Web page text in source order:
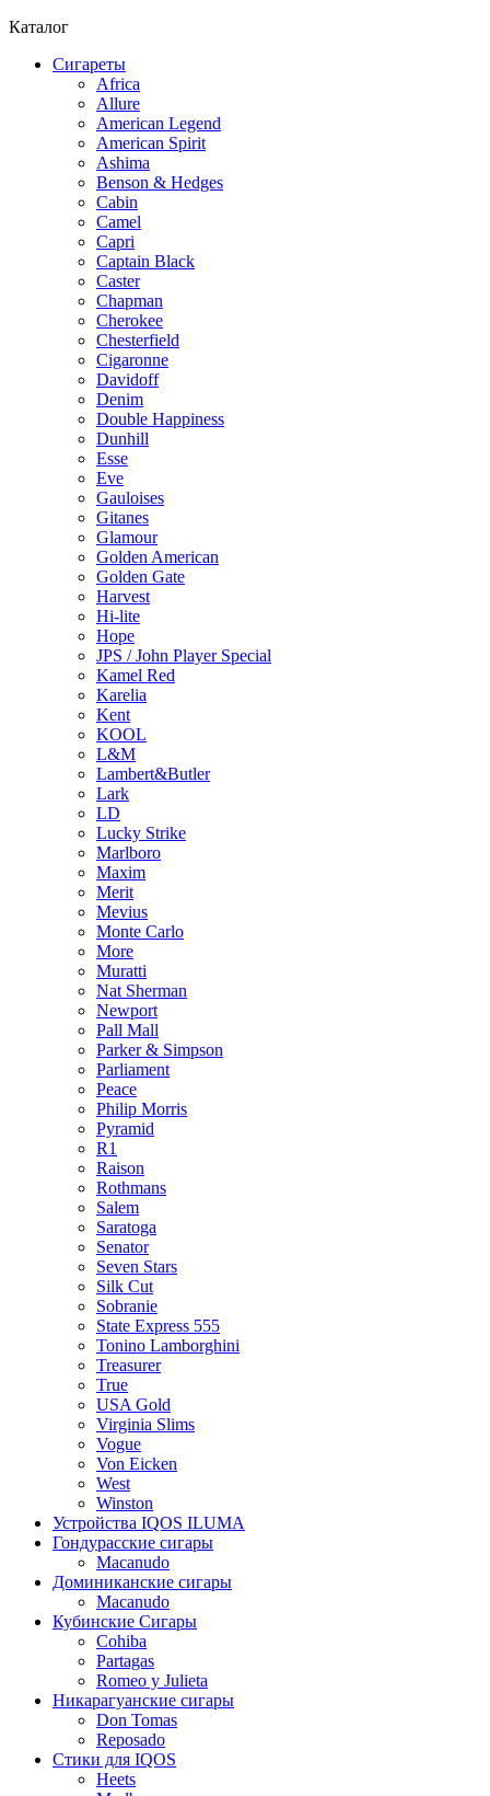
Каталог
Сигареты
Africa
Allure
American Legend
American Spirit
Ashima
Benson & Hedges
Cabin
Camel
Capri
Captain Black
Caster
Chapman
Cherokee
Chesterfield
Cigaronne
Davidoff
Denim
Double Happiness
Dunhill
Esse
Eve
Gauloises
Gitanes
Glamour
Golden American
Golden Gate
Harvest
Hi-lite
Hope
JPS / John Player Special
Kamel Red
Karelia
Kent
KOOL
L&M
Lambert&Butler
Lark
LD
Lucky Strike
Marlboro
Maxim
Merit
Mevius
Monte Carlo
More
Muratti
Nat Sherman
Newport
Pall Mall
Parker & Simpson
Parliament
Peace
Philip Morris
Pyramid
R1
Raison
Rothmans
Salem
Saratoga
Senator
Seven Stars
Silk Cut
Sobranie
State Express 555
Tonino Lamborghini
Treasurer
True
USA Gold
Virginia Slims
Vogue
Von Eicken
West
Winston
Устройства IQOS ILUMA
Гондурасские сигары
Macanudo
Доминиканские сигары
Macanudo
Кубинские Сигары
Cohiba
Partagas
Romeo y Julieta
Никарагуанские сигары
Don Tomas
Reposado
Стики для IQOS
Heets